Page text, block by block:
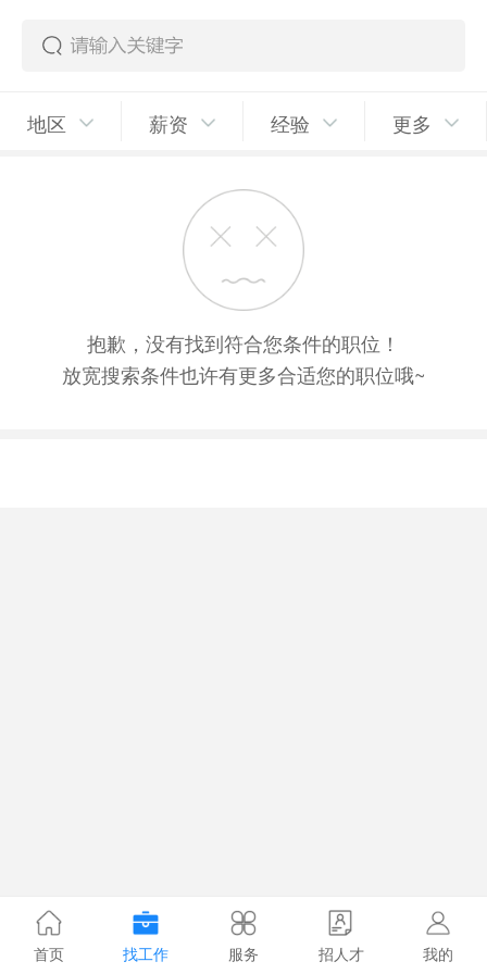
地区 薪资 经验 更多
抱歉，没有找到符合您条件的职位！
放宽搜索条件也许有更多合适您的职位哦~
首页 找工作 服务 招人才 我的